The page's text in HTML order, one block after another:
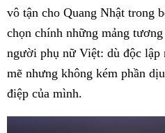
vô tận cho Quang Nhật trong
chọn chính những mảng
người phụ nữ Việt: dù độc lập
mẽ nhưng không kém phần
điệp của mình.